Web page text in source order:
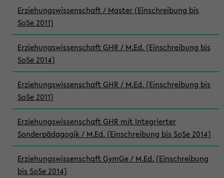
Erziehungswissenschaft / Master (Einschreibung bis
SoSe 2011)
Erziehungswissenschaft GHR / M.Ed. (Einschreibung bis
SoSe 2014)
Erziehungswissenschaft GHR / M.Ed. (Einschreibung bis
SoSe 2011)
Erziehungswissenschaft GHR mit Integrierter
Sonderpädagogik / M.Ed. (Einschreibung bis SoSe 2014)
Erziehungswissenschaft GymGe / M.Ed. (Einschreibung
bis SoSe 2014)